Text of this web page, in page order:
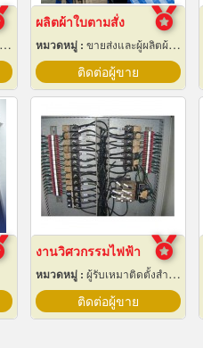
ผลิตผ้าใบตามสั่ง
หมวดหมู่ : ขายส่งและผู้ผลิตผ้าใบ
ติดต่อผู้ขาย
งานวิศวกรรมไฟฟ้า
หมวดหมู่ : ผู้รับเหมาติดตั้งสำหรับบ้านและโรงงานไฟฟ้า
ติดต่อผู้ขาย